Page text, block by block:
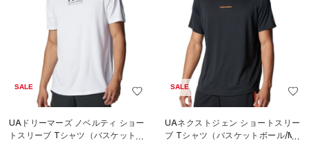
SALE
UAドリーマーズ ノベルティ ショー
トスリーブ Tシャツ（バスケットボ
SALE
UAネクストジェン ショートスリー
ブ Tシャツ（バスケットボール/ME